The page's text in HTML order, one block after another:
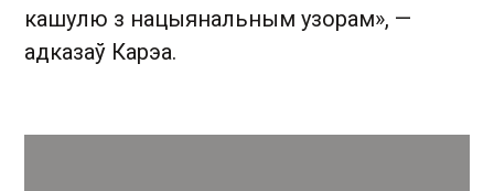
кашулю з нацыянальным узорам», —
адказаў Карэа.